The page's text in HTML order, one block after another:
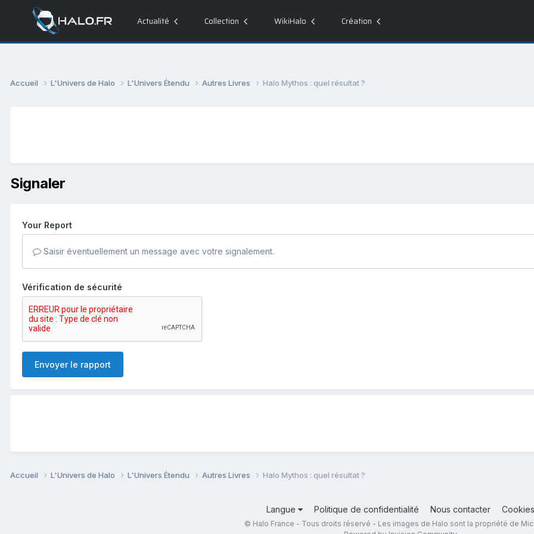
Actualité Collection WikiHalo Création
Accueil L'Univers de Halo L'Univers Étendu Autres Livres Halo Mythos : quel résultat ?
Signaler
Your Report
Saisir éventuellement un message avec votre signalement.
Vérification de sécurité
Envoyer le rapport
Accueil L'Univers de Halo L'Univers Étendu Autres Livres Halo Mythos : quel résultat ?
Langue Politique de confidentialité Nous contacter Cookies
© Halo France - Tous droits réservé - Les images de Halo sont la propriété de